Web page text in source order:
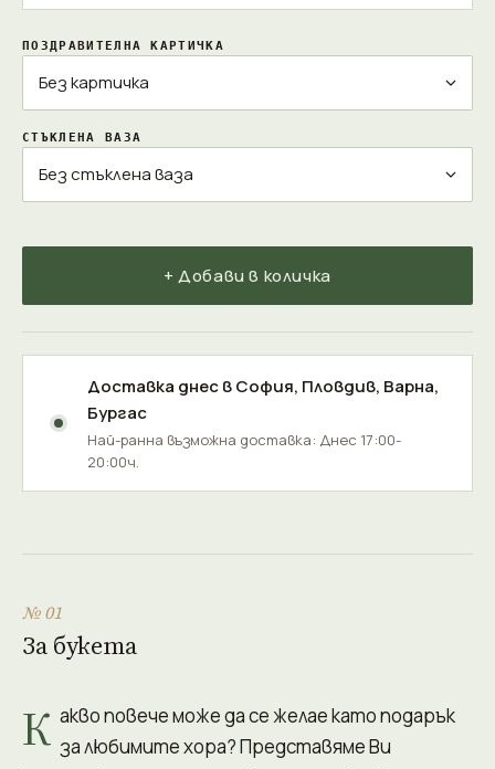
ПОЗДРАВИТЕЛНА КАРТИЧКА
СТЪКЛЕНА ВАЗА
+ Добави в количка
Доставка днес вСофия, Пловдив, Варна,
Бургас
Най-ранна възможна доставка: Днес 17:00-
20:00ч.
№ 01
За букета
К акво повече може да се желае като подарък
за любимите хора? Представяме Ви